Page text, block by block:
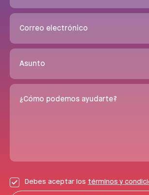
Correo electrónico
Asunto
¿Cómo podemos ayudarte?
Debes aceptar los términos y